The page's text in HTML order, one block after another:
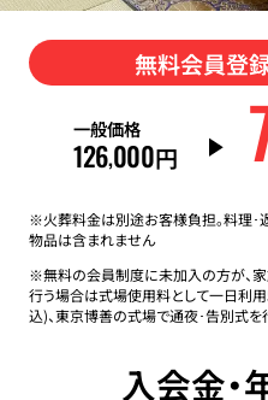
無料会員登
一般価格
126,000円
※火葬料金は別途お客様負担。料理･
物品は含まれません
※無料の会員制度に未加入の方が、
行う場合は式場使用料として一日利
込)、東京博善の式場で通夜･告別式
入会金・